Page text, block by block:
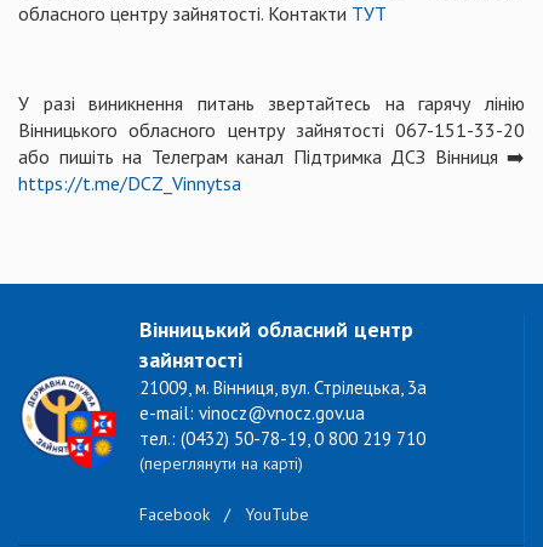
обласного центру зайнятості. Контакти ТУТ
У разі виникнення питань звертайтесь на гарячу лінію
Вінницького обласного центру зайнятості 067-151-33-20
або пишіть на Телеграм канал Підтримка ДСЗ Вінниця ➡️
https://t.me/DCZ_Vinnytsa
Вінницький обласний центр
зайнятості
21009, м. Вінниця, вул. Стрілецька, 3а
e-mail: vinocz@vnocz.gov.ua
тел.: (0432) 50-78-19, 0 800 219 710
(переглянути на карті)
Facebook / YouTube